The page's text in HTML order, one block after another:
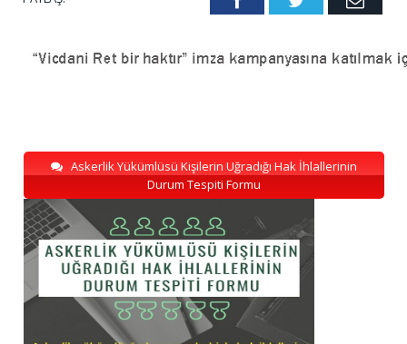
Askerlik Yükümlüsü Kişilerin Uğradığı Hak İhlallerinin
Durum Tespiti Formu